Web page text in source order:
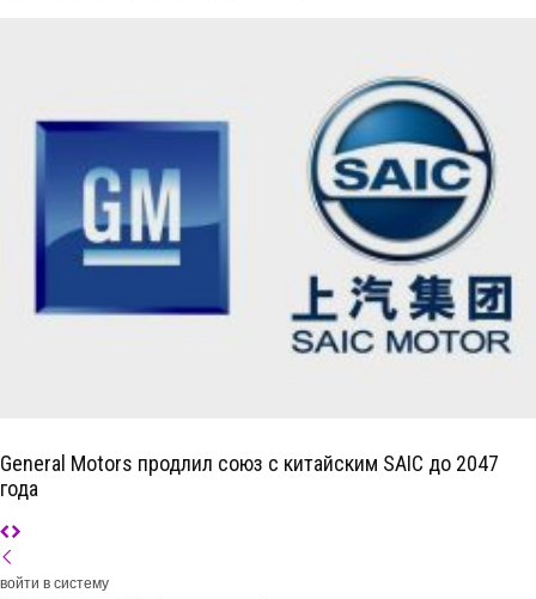
General Motors продлил союз с китайским SAIC до 2047
года
войти в систему